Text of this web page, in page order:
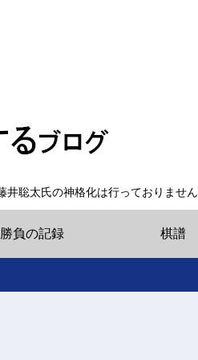
聡太氏の神格化は行っておりません
勝負の記録 棋譜